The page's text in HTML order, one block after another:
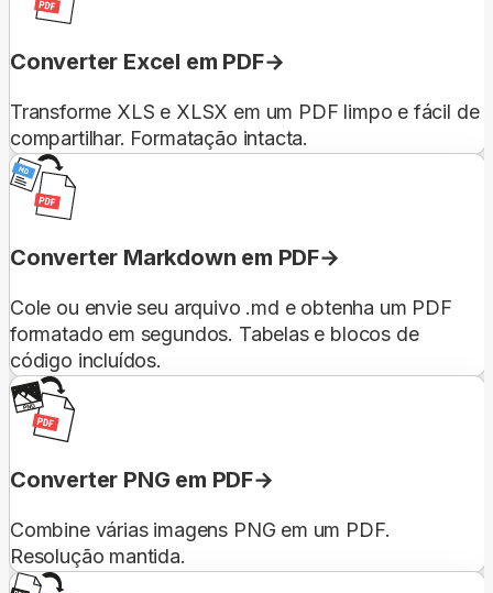
Converter Excel em PDF
Transforme XLS e XLSX em um PDF limpo e fácil de
compartilhar. Formatação intacta.
Converter Markdown em PDF
Cole ou envie seu arquivo .md e obtenha um PDF
formatado em segundos. Tabelas e blocos de
código incluídos.
Converter PNG em PDF
Combine várias imagens PNG em um PDF.
Resolução mantida.